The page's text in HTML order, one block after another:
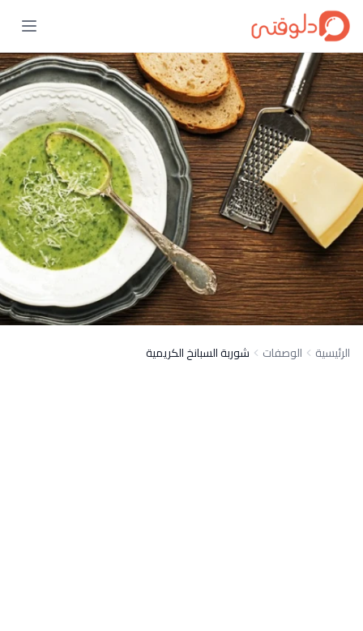
الرئيسية الوصفات شوربة السبانخ الكريمية